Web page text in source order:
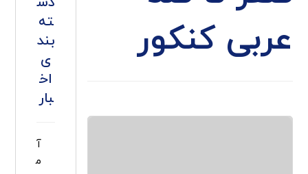
عربی کنکور
ته
بند
ی
اخ
بار
آ
م